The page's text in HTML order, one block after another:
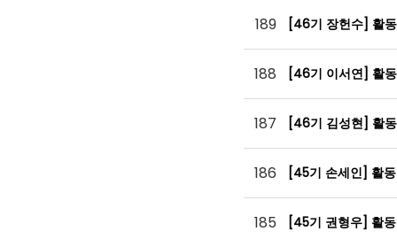
189 [46기 장헌수] 활
188 [46기 이서연] 활
187 [46기 김성현] 활
186 [45기 손세인] 활
185 [45기 권형우] 활